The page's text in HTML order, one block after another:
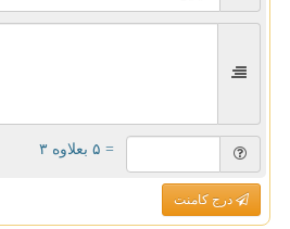
= ۵ بعلاوه ۳
درج کامنت